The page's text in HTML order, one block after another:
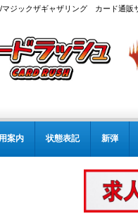
マジックザギャザリング カード通販
案内 状態表記 新弾